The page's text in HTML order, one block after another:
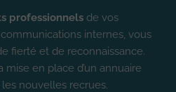
professionnels de vos
internes, vous
fierté et de reconnaissance.
en place d’un annuaire
nouvelles recrues.